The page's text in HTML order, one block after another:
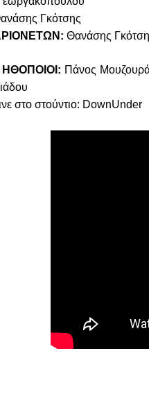
Γκότσης
Θανάσης
Πάνος
στο στούντιο: DownUnder